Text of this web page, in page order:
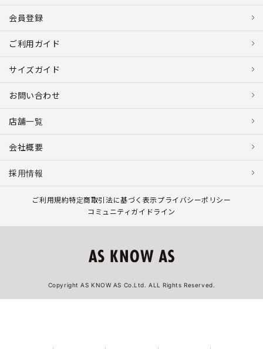
会員登録
ご利用ガイド
サイズガイド
お問い合わせ
店舗一覧
会社概要
採用情報
ご利用規約特定商取引法に基づく表示プライバシーポリシー
コミュニティガイドライン
Copyright AS KNOW AS Co.Ltd. ALL Rights Reserved.